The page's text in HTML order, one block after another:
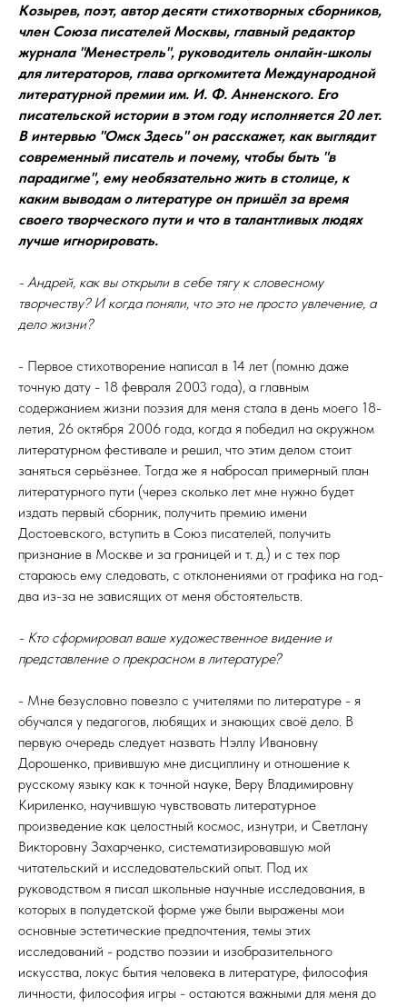
Козырев, поэт, автор десяти стихотворных сборников,
член Союза писателей Москвы, главный редактор
журнала "Менестрель", руководитель онлайн-школы
для литераторов, глава оргкомитета Международной
литературной премии им. И. Ф. Анненского. Его
писательской истории в этом году исполняется 20 лет.
В интервью "Омск Здесь" он расскажет, как выглядит
современный писатель и почему, чтобы быть "в
парадигме", ему необязательно жить в столице, к
каким выводам о литературе он пришёл за время
своего творческого пути и что в талантливых людях
лучше игнорировать.
- Андрей, как вы открыли в себе тягу к словесному
творчеству? И когда поняли, что это не просто увлечение, а
дело жизни?
- Первое стихотворение написал в 14 лет (помню даже
точную дату - 18 февраля 2003 года), а главным
содержанием жизни поэзия для меня стала в день моего 18-
летия, 26 октября 2006 года, когда я победил на окружном
литературном фестивале и решил, что этим делом стоит
заняться серьёзнее. Тогда же я набросал примерный план
литературного пути (через сколько лет мне нужно будет
издать первый сборник, получить премию имени
Достоевского, вступить в Союз писателей, получить
признание в Москве и за границей и т. д.) и с тех пор
стараюсь ему следовать, с отклонениями от графика на год-
два из-за не зависящих от меня обстоятельств.
- Кто сформировал ваше художественное видение и
представление о прекрасном в литературе?
- Мне безусловно повезло с учителями по литературе - я
обучался у педагогов, любящих и знающих своё дело. В
первую очередь следует назвать Нэллу Ивановну
Дорошенко, привившую мне дисциплину и отношение к
русскому языку как к точной науке, Веру Владимировну
Кириленко, научившую чувствовать литературное
произведение как целостный космос, изнутри, и Светлану
Викторовну Захарченко, систематизировавшую мой
читательский и исследовательский опыт. Под их
руководством я писал школьные научные исследования, в
которых в полудетской форме уже были выражены мои
основные эстетические предпочтения, темы этих
исследований - родство поэзии и изобразительного
искусства, локус бытия человека в литературе, философия
личности, философия игры - остаются важными для меня до